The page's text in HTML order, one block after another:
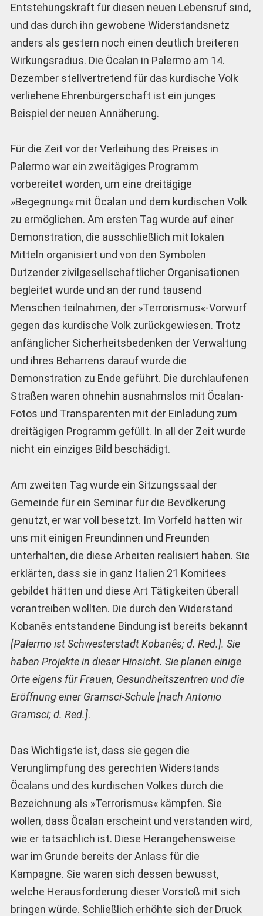
Entstehungskraft für diesen neuen Lebensruf sind,
und das durch ihn gewobene Widerstandsnetz
anders als gestern noch einen deutlich breiteren
Wirkungsradius. Die Öcalan in Palermo am 14.
Dezember stellvertretend für das kurdische Volk
verliehene Ehrenbürgerschaft ist ein junges
Beispiel der neuen Annäherung.
Für die Zeit vor der Verleihung des Preises in
Palermo war ein zweitägiges Programm
vorbereitet worden, um eine dreitägige
»Begegnung« mit Öcalan und dem kurdischen Volk
zu ermöglichen. Am ersten Tag wurde auf einer
Demonstration, die ausschließlich mit lokalen
Mitteln organisiert und von den Symbolen
Dutzender zivilgesellschaftlicher Organisationen
begleitet wurde und an der rund tausend
Menschen teilnahmen, der »Terrorismus«-Vorwurf
gegen das kurdische Volk zurückgewiesen. Trotz
anfänglicher Sicherheitsbedenken der Verwaltung
und ihres Beharrens darauf wurde die
Demonstration zu Ende geführt. Die durchlaufenen
Straßen waren ohnehin ausnahmslos mit Öcalan-
Fotos und Transparenten mit der Einladung zum
dreitägigen Programm gefüllt. In all der Zeit wurde
nicht ein einziges Bild beschädigt.
Am zweiten Tag wurde ein Sitzungssaal der
Gemeinde für ein Seminar für die Bevölkerung
genutzt, er war voll besetzt. Im Vorfeld hatten wir
uns mit einigen Freundinnen und Freunden
unterhalten, die diese Arbeiten realisiert haben. Sie
erklärten, dass sie in ganz Italien 21 Komitees
gebildet hätten und diese Art Tätigkeiten überall
vorantreiben wollten. Die durch den Widerstand
Kobanês entstandene Bindung ist bereits bekannt
[Palermo ist Schwesterstadt Kobanês; d. Red.]. Sie
haben Projekte in dieser Hinsicht. Sie planen einige
Orte eigens für Frauen, Gesundheitszentren und die
Eröffnung einer Gramsci-Schule [nach Antonio
Gramsci; d. Red.].
Das Wichtigste ist, dass sie gegen die
Verunglimpfung des gerechten Widerstands
Öcalans und des kurdischen Volkes durch die
Bezeichnung als »Terrorismus« kämpfen. Sie
wollen, dass Öcalan erscheint und verstanden wird,
wie er tatsächlich ist. Diese Herangehensweise
war im Grunde bereits der Anlass für die
Kampagne. Sie waren sich dessen bewusst,
welche Herausforderung dieser Vorstoß mit sich
bringen würde. Schließlich erhöhte sich der Druck